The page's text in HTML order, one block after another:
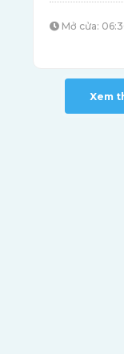
Mở cửa:
Xem